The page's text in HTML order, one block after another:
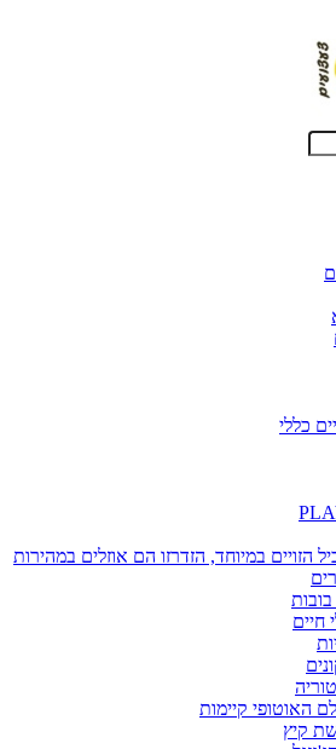
כללי
הזויים במיוחד, הזדרזו הם אוזלים במהירות
בובות
חיים
האוטופי קיימות
קיץ